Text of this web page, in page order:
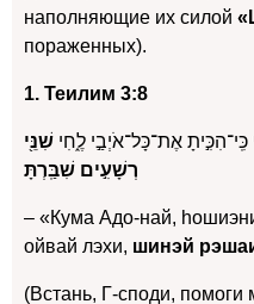
наполняющие их силой
пораженных).
1. Теилим 3:8
אֶת־כָּל־אֹיְבַ֣י לֶ֑חִי שִׁנֵּ֖י
רְשָׁעִ֣ים שִׁבַּֽרְתָּ
– «Кума Адо-най,
ойвай лэхи, шинэй
(Встань, Г-споди,